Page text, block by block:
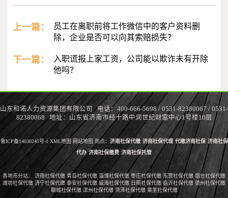
上一篇：
员工在离职前将工作微信中的客户资料删
除，企业是否可以向其索赔损失？
下一篇：
入职谎报上家工资，公司能以欺诈未有开除
他吗？
山东和诺人力资源集团有限公司 电话：400-666-5698 / 0531-82380067 / 0531-
82380068 地址：山东省济南市经十路中润世纪财富中心1号楼10层
鲁ICP备14030245号-1 XML地图 网站地图 热点： 济南社保代缴 济南社保代理 代缴济南社保 济南社保
代办 济南社保缴费 济南社保托管
各地市分站： 济南社保代缴 青岛社保代缴 淄博社保代缴 枣庄社保代缴 东营社保代缴 烟台社保代缴
潍坊社保代缴 济宁社保代缴 泰安社保代缴 威海社保代缴 日照社保代缴 临沂社保代缴 德州社保代缴
聊城社保代缴 滨州社保代缴 菏泽社保代缴 莱芜社保代缴